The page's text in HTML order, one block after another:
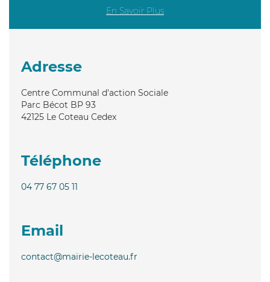
En Savoir Plus
Adresse
Centre Communal d'action Sociale
Parc Bécot BP 93
42125 Le Coteau Cedex
Téléphone
04 77 67 05 11
Email
contact@mairie-lecoteau.fr